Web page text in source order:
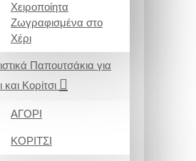
Χειροποίητα
Ζωγραφισμένα στο
Χέρι
Παπουτσάκια για
και Κορίτσι
ΑΓΟΡΙ
ΚΟΡΙΤΣΙ